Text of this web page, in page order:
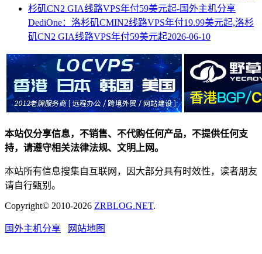
DediOne：洛杉矶CMIN2线路VPS年付19.99美元起,洛杉
矶CN2 GIA线路VPS年付59美元起2026-06-10
本站仅分享信息，不销售、不代购任何产品，不提供任何支
持，请遵守相关法律法规、文明上网。
本站所有信息搜集自互联网，因大部分具有时效性，读者朋友
请自行甄别。
Copyright© 2010-2026 ZRBLOG.NET.
国外主机分享 网站地图